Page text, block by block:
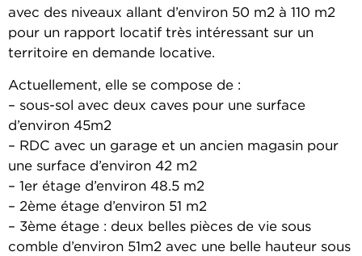
avec des niveaux allant d’environ 50 m2 à 110 m2
pour un rapport locatif très intéressant sur un
territoire en demande locative.
Actuellement, elle se compose de :
– sous-sol avec deux caves pour une surface
d’environ 45m2
– RDC avec un garage et un ancien magasin pour
une surface d’environ 42 m2
– 1er étage d’environ 48.5 m2
– 2ème étage d’environ 51 m2
– 3ème étage : deux belles pièces de vie sous
comble d’environ 51m2 avec une belle hauteur sous